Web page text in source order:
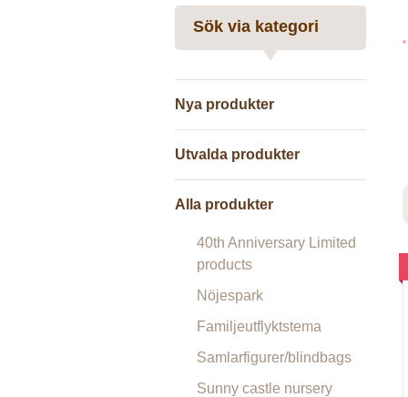
Sök via kategori
Nya produkter
Utvalda produkter
Alla produkter
40th Anniversary Limited
products
Nöjespark
Familjeutflyktstema
Samlarfigurer/blindbags
Sunny castle nursery